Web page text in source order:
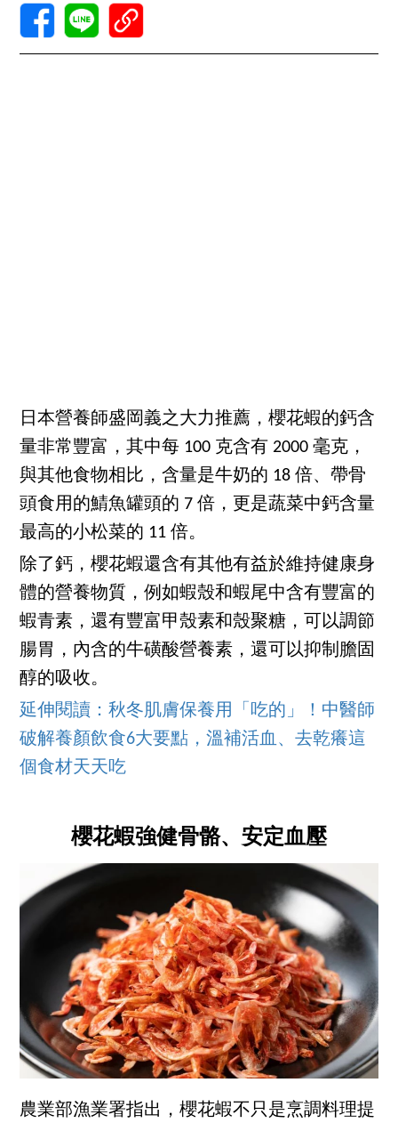
日本營養師盛岡義之大力推薦，櫻花蝦的鈣含
量非常豐富，其中每 100 克含有 2000 毫克，
與其他食物相比，含量是牛奶的 18 倍、帶骨
頭食用的鯖魚罐頭的 7 倍，更是蔬菜中鈣含量
最高的小松菜的 11 倍。
除了鈣，櫻花蝦還含有其他有益於維持健康身
體的營養物質，例如蝦殼和蝦尾中含有豐富的
蝦青素，還有豐富甲殼素和殼聚糖，可以調節
腸胃，內含的牛磺酸營養素，還可以抑制膽固
醇的吸收。
延伸閱讀：秋冬肌膚保養用「吃的」！中醫師
破解養顏飲食6大要點，溫補活血、去乾癢這
個食材天天吃
櫻花蝦強健骨骼、安定血壓
農業部漁業署指出，櫻花蝦不只是烹調料理提